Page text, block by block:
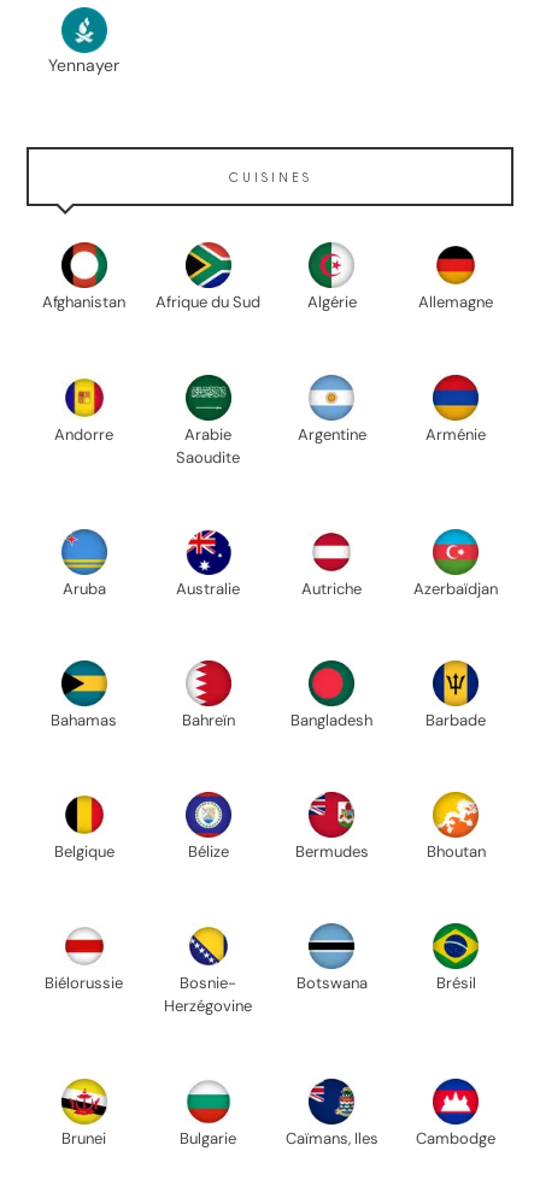
Yennayer
CUISINES
Afghanistan Afrique du Sud Algérie Allemagne
Andorre
Arabie
Saoudite
Argentine Arménie
Aruba Australie Autriche Azerbaïdjan
Bahamas Bahreïn Bangladesh Barbade
Belgique Bélize Bermudes Bhoutan
Biélorussie
Bosnie-
Herzégovine
Botswana Brésil
Brunei Bulgarie Caïmans, Iles Cambodge